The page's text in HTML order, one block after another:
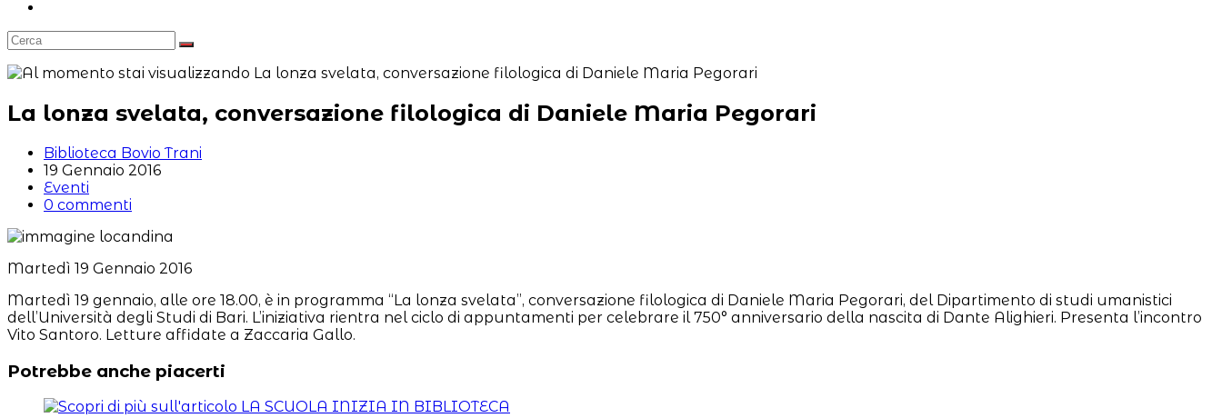
sito
La lonza svelata, conversazione filologica di Daniele Maria Pegorari
Autore
dell'articolo:
Biblioteca Bovio Trani
Articolo
pubblicato:
19 Gennaio 2016
Categoria
dell'articolo:
Eventi
Commenti
0 commenti
Martedì 19 Gennaio 2016
Martedì 19 gennaio, alle ore 18.00, è in programma “La lonza svelata”, conversazione filologica di Daniele Maria Pegorari, del Dipartimento di studi umanistici
dell’Università degli Studi di Bari. L’iniziativa rientra nel ciclo di appuntamenti per celebrare il 750° anniversario della nascita di Dante Alighieri. Presenta l’incontro
Vito Santoro. Letture affidate a Zaccaria Gallo.
Potrebbe anche piacerti